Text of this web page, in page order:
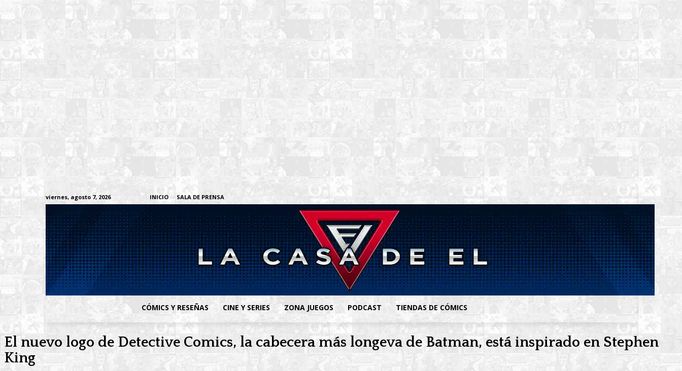
viernes, agosto 7, 2026 INICIO SALA DE PRENSA
CÓMICS Y RESEÑAS CINE Y SERIES ZONA JUEGOS PODCAST TIENDAS DE CÓMICS
El nuevo logo de Detective Comics, la cabecera más longeva de Batman, está inspirado en Stephen
King